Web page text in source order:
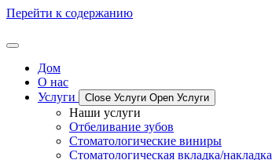
Перейти к содержанию
Дом
О нас
Услуги
Close Услуги Open Услуги
Наши услуги
Отбеливание зубов
Стоматологические виниры
Стоматологическая вкладка/накладка